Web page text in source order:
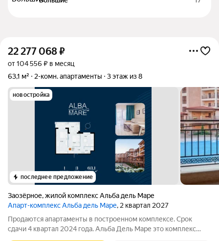
22 277 068₽
от 104 556 ₽ в месяц
63,1 м²
2-комн. апартаменты 3 этаж из 8
новостройка
последнее предложение
Заозёрное,жилой комплекс Альба дель Маре
Апарт-комплекс Альба дель Маре, 2 квартал 2027
Продаются апартаменты в построенном комплексе. Срок
сдачи 4 квартал 2024 года. Альба Дель Маре это комплекс